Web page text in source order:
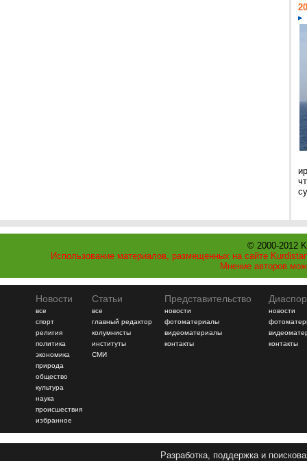
© 2000-2012
Использование материалов, размещенных на сайте
Мнение авторов
Новости
все
спорт
религия
политика
экономика
природа
общество
культура
наука
происшествия
избранное
Статьи
все
главный редактор
колумнисты
институты
СМИ
Представительство
новости
фотоматериалы
видеоматериалы
контакты
новости
контакты
Разработка, поддержка и